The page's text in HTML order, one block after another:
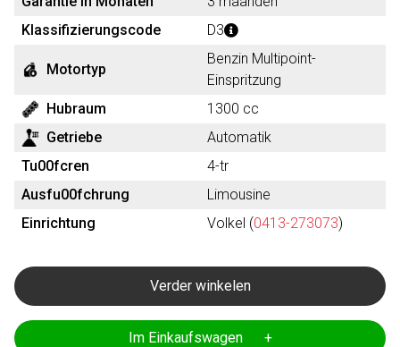
Klassifizierungscode
D3
Motortyp
Benzin Multipoint-
Einspritzung
Hubraum
1300 cc
Getriebe
Automatik
Tu00fcren
4-tr
Ausfu00fchrung
Limousine
Einrichtung
Volkel (0413-273073)
Verder winkelen
Im Einkaufswagen +